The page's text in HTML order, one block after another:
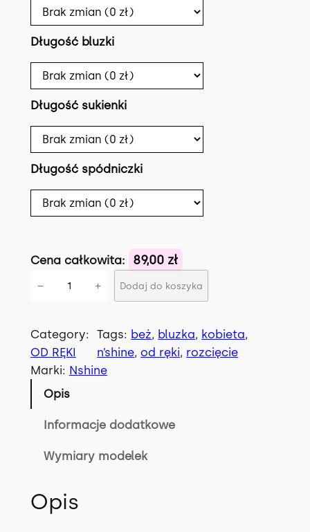
i
ł
a
:
1
1
9
.
0
9
0
Długość bluzki
Długość sukienki
Długość spódniczki
Cena całkowita: 89,00 zł
ś
ć
B
A
R
− + Dodaj do koszyka
Category:
OD RĘKI
Tags: beż, bluzka, kobieta
n’shine, od ręki, rozcięcie
Marki: Nshine
Opis
Informacje dodatkowe
Wymiary modelek
Opis